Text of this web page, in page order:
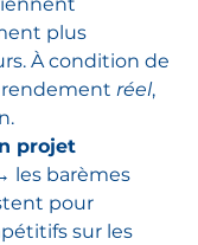
plus
À condition de
rendement réel,
projet
les barèmes
pour
sur les